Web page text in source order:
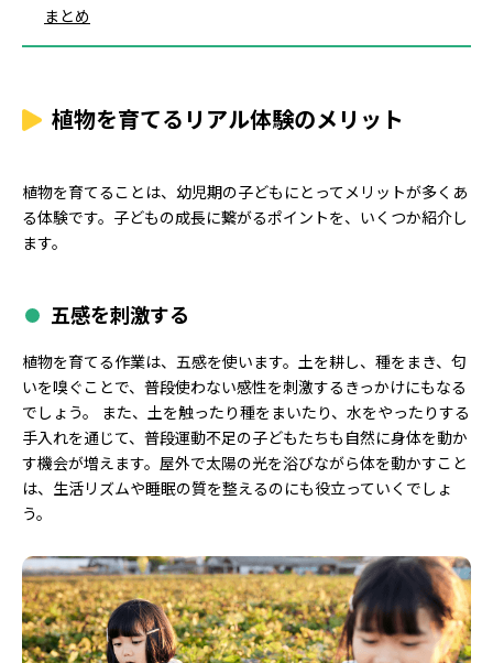
まとめ
植物を育てるリアル体験のメリット
植物を育てることは、幼児期の子どもにとってメリットが多くあ
る体験です。子どもの成長に繋がるポイントを、いくつか紹介し
ます。
五感を刺激する
植物を育てる作業は、五感を使います。土を耕し、種をまき、匂
いを嗅ぐことで、普段使わない感性を刺激するきっかけにもなる
でしょう。 また、土を触ったり種をまいたり、水をやったりする
手入れを通じて、普段運動不足の子どもたちも自然に身体を動か
す機会が増えます。屋外で太陽の光を浴びながら体を動かすこと
は、生活リズムや睡眠の質を整えるのにも役立っていくでしょ
う。